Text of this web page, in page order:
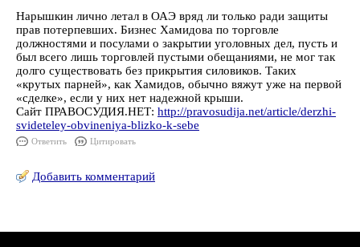
Нарышкин лично летал в ОАЭ вряд ли только ради защиты
прав потерпевших. Бизнес Хамидова по торговле
должностями и посулами о закрытии уголовных дел, пусть и
был всего лишь торговлей пустыми обещаниями, не мог так
долго существовать без прикрытия силовиков. Таких
«крутых парней», как Хамидов, обычно вяжут уже на первой
«сделке», если у них нет надежной крыши.
Сайт ПРАВОСУДИЯ.НЕТ: http://pravosudija.net/article/derzhi-
svideteley-obvineniya-blizko-k-sebe
Ответить Цитировать
Добавить комментарий